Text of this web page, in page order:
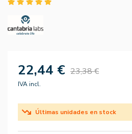
22,44 € 23,38 €
IVA incl.
Últimas unidades en stock